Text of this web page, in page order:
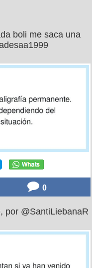
boli me saca una
0
por @SantiLiebanaR